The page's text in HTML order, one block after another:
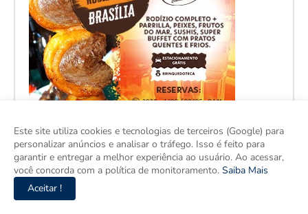
Este site utiliza cookies e tecnologias de terceiros (Google) para
personalizar anúncios e analisar o tráfego. Isso é feito para
garantir e entregar a melhor experiência ao usuário. Ao acessar,
você concorda com a política de monitoramento. Saiba Mais
Aceitar !